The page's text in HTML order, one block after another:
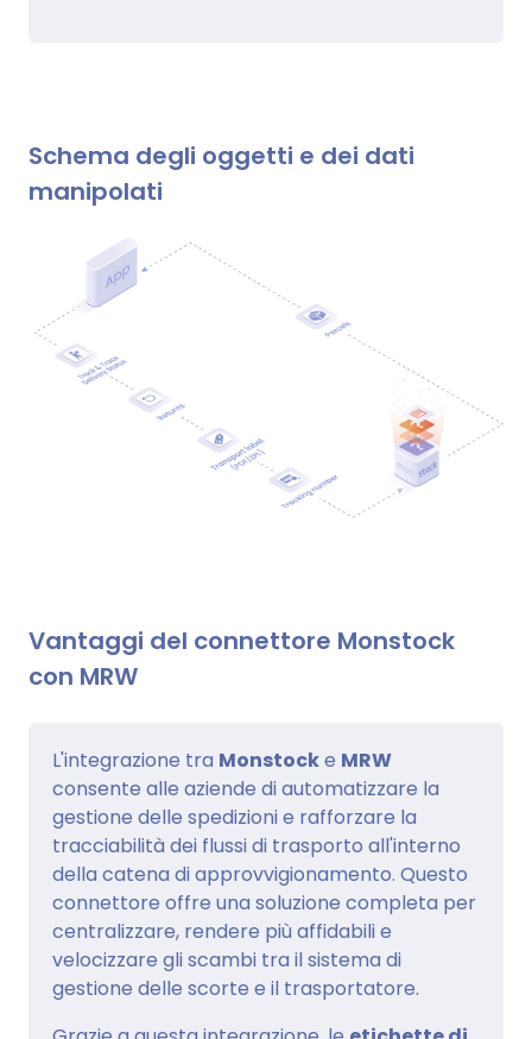
Schema degli oggetti e dei dati
manipolati
Vantaggi del connettore Monstock
con MRW
L'integrazione tra Monstocke MRW
consente alle aziende di automatizzare la
gestione delle spedizioni e rafforzare la
tracciabilità dei flussi di trasporto all'interno
della catena di approvvigionamento. Questo
connettore offre una soluzione completa per
centralizzare, rendere più affidabili e
velocizzare gli scambi tra il sistema di
gestione delle scorte e il trasportatore.